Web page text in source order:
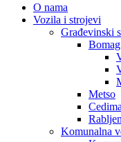
O nama
Vozila i strojevi
Građevinski
Bomag
Metso
Cedima
Komunalna